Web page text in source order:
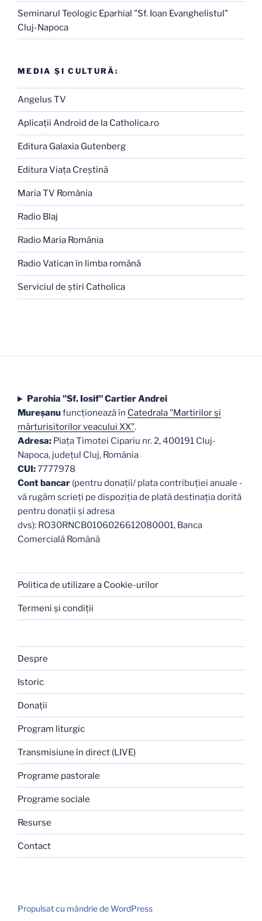
Seminarul Teologic Eparhial "Sf. Ioan Evanghelistul"
Cluj-Napoca
MEDIA ŞI CULTURĂ:
Angelus TV
Aplicaţii Android de la Catholica.ro
Editura Galaxia Gutenberg
Editura Viaţa Creştină
Maria TV România
Radio Blaj
Radio Maria România
Radio Vatican în limba română
Serviciul de ştiri Catholica
Parohia "Sf. Iosif" Cartier Andrei
Mureşanufuncţionează în Catedrala "Martirilor şi
mărturisitorilor veacului XX".
Adresa: Piaţa Timotei Cipariu nr. 2, 400191 Cluj-
Napoca, judeţul Cluj, România
CUI:7777978
Cont bancar (pentru donații/ plata contribuției anuale -
vă rugăm scrieți pe dispoziția de plată destinația dorită
pentru donații și adresa
dvs): RO30RNCB0106026612080001, Banca
Comercială Română
Politica de utilizare a Cookie-urilor
Termeni şi condiţii
Despre
Istoric
Donaţii
Program liturgic
Transmisiune în direct (LIVE)
Programe pastorale
Programe sociale
Resurse
Contact
Propulsat cu mândrie de WordPress